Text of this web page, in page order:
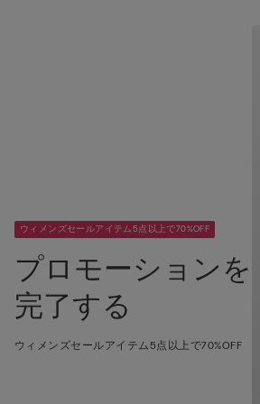
ウィメンズセールアイテム5点以上で70%OFF
プロモーションを
完了する
ウィメンズセールアイテム5点以上で70%OFF